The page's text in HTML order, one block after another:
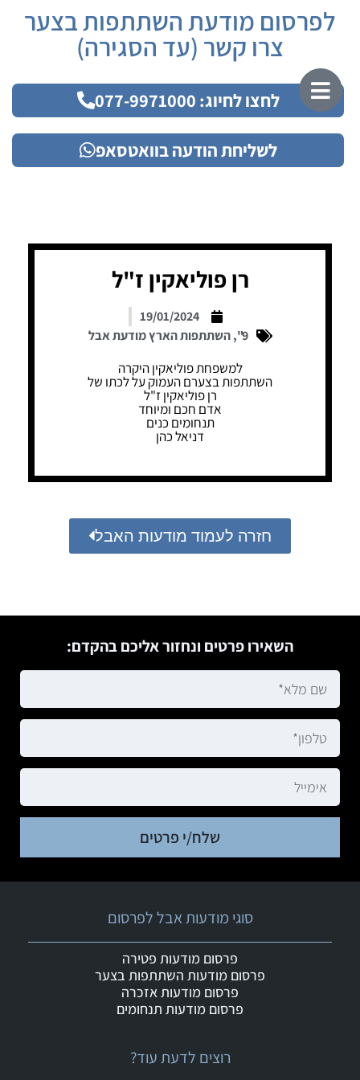
לפרסום מודעת השתתפות בצער
צרו קשר (עד הסגירה)
לחצו לחיוג: 077-9971000
לשליחת הודעה בוואטסאפ
רן פוליאקין ז"ל
19/01/2024
9"
,השתתפות הארץ מודעת אבל
למשפחת פוליאקין היקרה
השתתפות בצערם העמוק על לכתו של
רן פוליאקין ז"ל
אדם חכם ומיוחד
תנחומים כנים
דניאל כהן
חזרה לעמוד מודעות האבל
השאירו פרטים ונחזור אליכם בהקדם:
שלח/י פרטים
רוצים לדעת עוד?
סוגי מודעות אבל לפרסום
פרסום מודעות פטירה
פרסום מודעות השתתפות בצער
פרסום מודעות אזכרה
פרסום מודעות תנחומים